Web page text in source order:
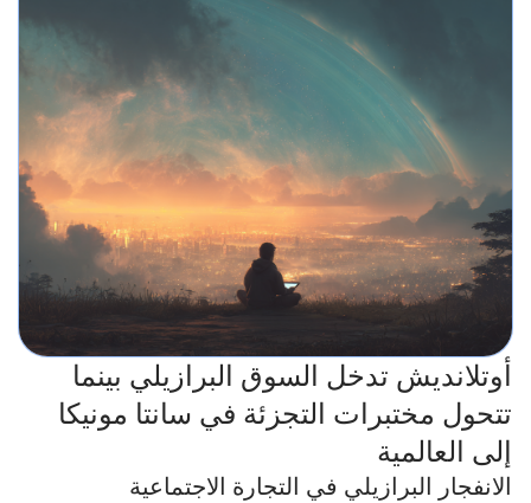
أوتلانديش تدخل السوق البرازيلي بينما
تتحول مختبرات التجزئة في سانتا مونيكا
إلى العالمية
الانفجار البرازيلي في التجارة الاجتماعية